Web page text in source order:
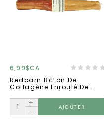
6,99$CA
Redbarn Bâton De
Collagène Enroulé De
+
-
AJOUTER